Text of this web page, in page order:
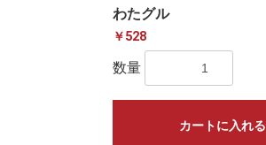
わたグル
￥528
数量
カートに入れる